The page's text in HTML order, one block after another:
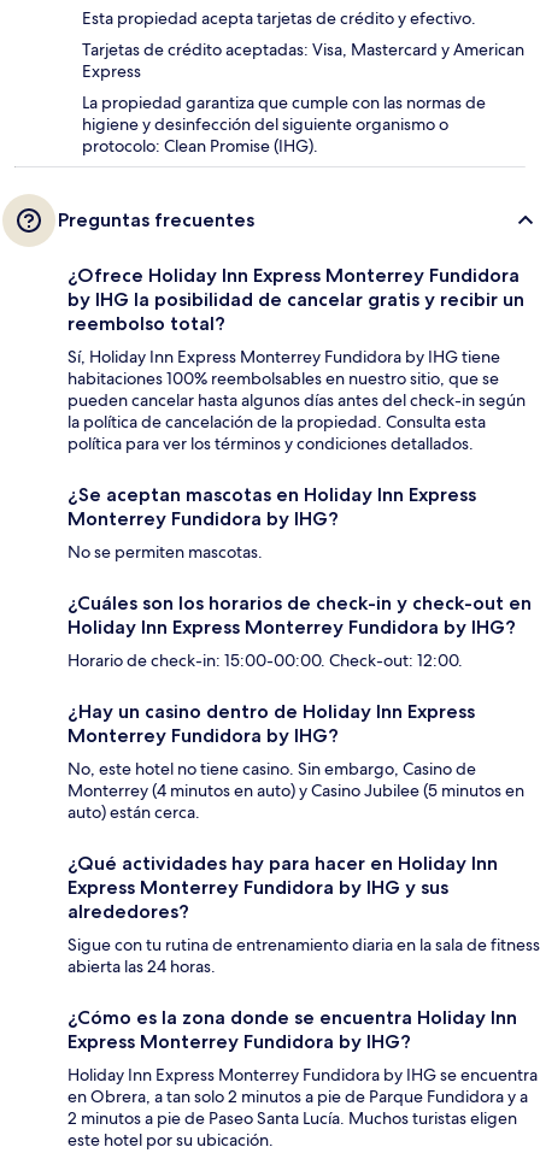
Esta propiedad acepta tarjetas de crédito y efectivo.
Tarjetas de crédito aceptadas: Visa, Mastercard y American
Express
La propiedad garantiza que cumple con las normas de
higiene y desinfección del siguiente organismo o
protocolo: Clean Promise (IHG).
Preguntas frecuentes
¿Ofrece Holiday Inn Express Monterrey Fundidora
by IHG la posibilidad de cancelar gratis y recibir un
reembolso total?
Sí, Holiday Inn Express Monterrey Fundidora by IHG tiene
habitaciones 100% reembolsables en nuestro sitio, que se
pueden cancelar hasta algunos días antes del check-in según
la política de cancelación de la propiedad. Consulta esta
política para ver los términos y condiciones detallados.
¿Se aceptan mascotas en Holiday Inn Express
Monterrey Fundidora by IHG?
No se permiten mascotas.
¿Cuáles son los horarios de check-in y check-out en
Holiday Inn Express Monterrey Fundidora by IHG?
Horario de check-in: 15:00-00:00. Check-out: 12:00.
¿Hay un casino dentro de Holiday Inn Express
Monterrey Fundidora by IHG?
No, este hotel no tiene casino. Sin embargo, Casino de
Monterrey (4 minutos en auto) y Casino Jubilee (5 minutos en
auto) están cerca.
¿Qué actividades hay para hacer en Holiday Inn
Express Monterrey Fundidora by IHG y sus
alrededores?
Sigue con tu rutina de entrenamiento diaria en la sala de fitness
abierta las 24 horas.
¿Cómo es la zona donde se encuentra Holiday Inn
Express Monterrey Fundidora by IHG?
Holiday Inn Express Monterrey Fundidora by IHG se encuentra
en Obrera, a tan solo 2 minutos a pie de Parque Fundidora y a
2 minutos a pie de Paseo Santa Lucía. Muchos turistas eligen
este hotel por su ubicación.